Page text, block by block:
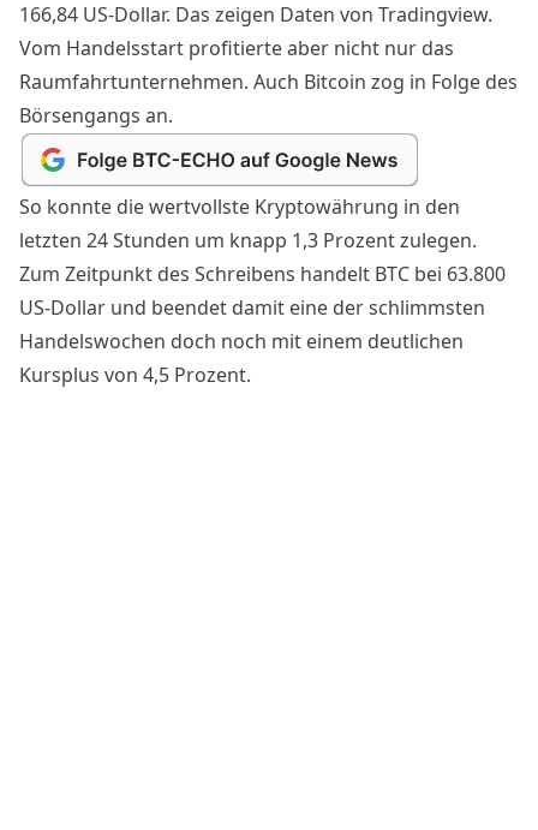
166,84 US-Dollar. Das zeigen Daten von Tradingview.
Vom Handelsstart profitierte aber nicht nur das
Raumfahrtunternehmen. Auch Bitcoin zog in Folge des
Börsengangs an.
So konnte die wertvollste Kryptowährung in den
letzten 24 Stunden um knapp 1,3 Prozent zulegen.
Zum Zeitpunkt des Schreibens handelt BTC bei 63.800
US-Dollar und beendet damit eine der schlimmsten
Handelswochen doch noch mit einem deutlichen
Kursplus von 4,5 Prozent.